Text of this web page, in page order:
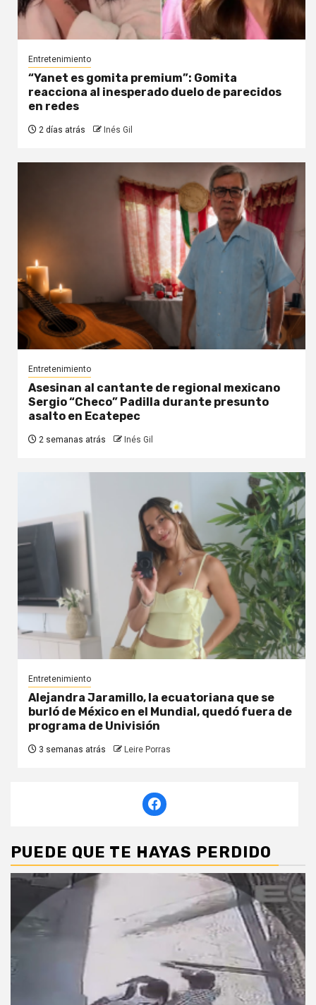
Entretenimiento
“Yanet es gomita premium”: Gomita
reacciona al inesperado duelo de parecidos
en redes
2 días atrás Inés Gil
Entretenimiento
Asesinan al cantante de regional mexicano
Sergio “Checo” Padilla durante presunto
asalto en Ecatepec
2 semanas atrás Inés Gil
Entretenimiento
Alejandra Jaramillo, la ecuatoriana que se
burló de México en el Mundial, quedó fuera de
programa de Univisión
3 semanas atrás Leire Porras
PUEDE QUE TE HAYAS PERDIDO